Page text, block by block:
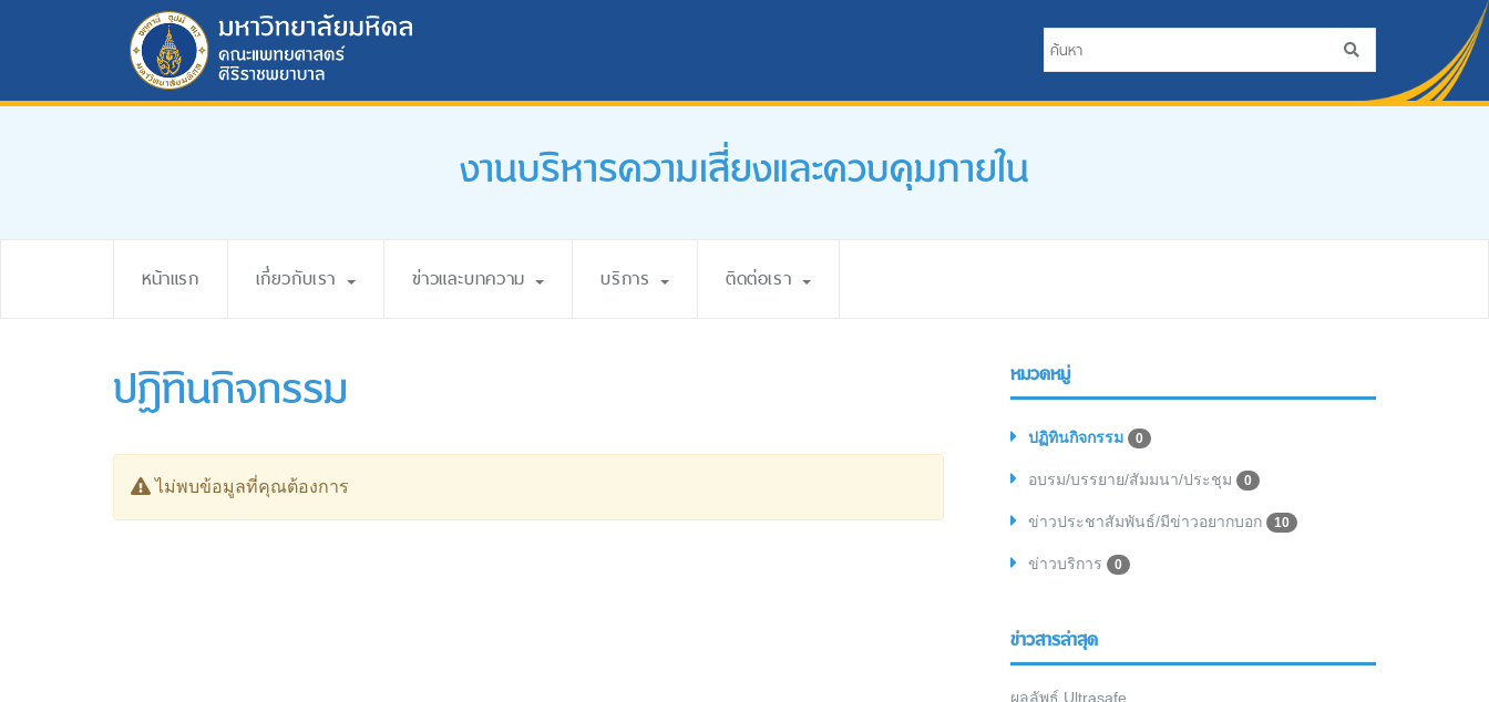
งานบริหารความเสี่ยงและควบคุมภายใน
หน้าแรก เกี่ยวกับเรา ข่าวและบทความ บริการ ติดต่อเรา
ปฏิทินกิจกรรม
ไม่พบข้อมูลที่คุณต้องการ
หมวดหมู่
ปฏิทินกิจกรรม 0
อบรม/บรรยาย/สัมมนา/ประชุม 0
ข่าวประชาสัมพันธ์/มีข่าวอยากบอก 10
ข่าวบริการ 0
ข่าวสารล่าสุด
ผลลัพธ์ Ultrasafe